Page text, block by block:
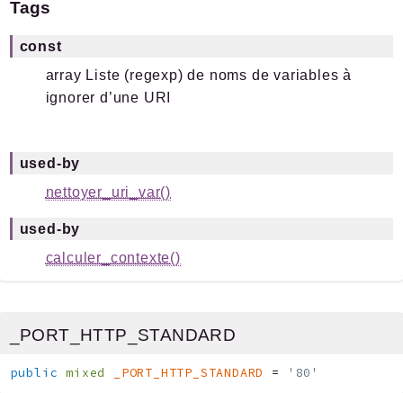
Tags
const
array Liste (regexp) de noms de variables à
ignorer d’une URI
used-by
nettoyer_uri_var()
used-by
calculer_contexte()
_PORT_HTTP_STANDARD
public mixed _PORT_HTTP_STANDARD = '80'